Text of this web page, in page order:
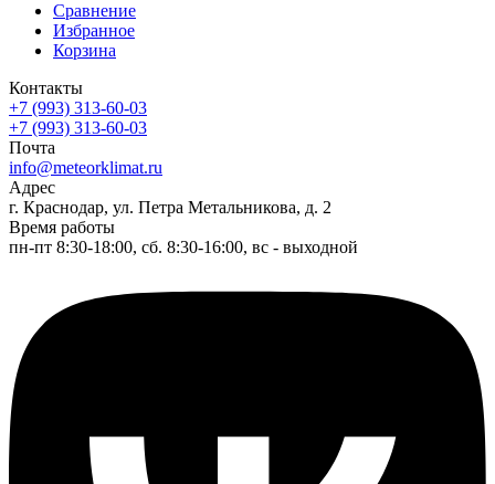
Сравнение
Избранное
Корзина
Контакты
+7 (993) 313-60-03
+7 (993) 313-60-03
Почта
info@meteorklimat.ru
Адрес
г. Краснодар, ул. Петра Метальникова, д. 2
Время работы
пн-пт 8:30-18:00, сб. 8:30-16:00, вс - выходной